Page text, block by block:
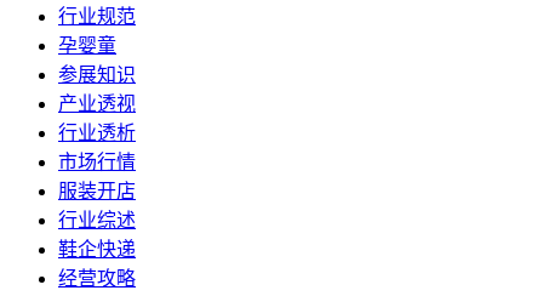
行业规范
孕婴童
参展知识
产业透视
行业透析
市场行情
服装开店
行业综述
鞋企快递
经营攻略